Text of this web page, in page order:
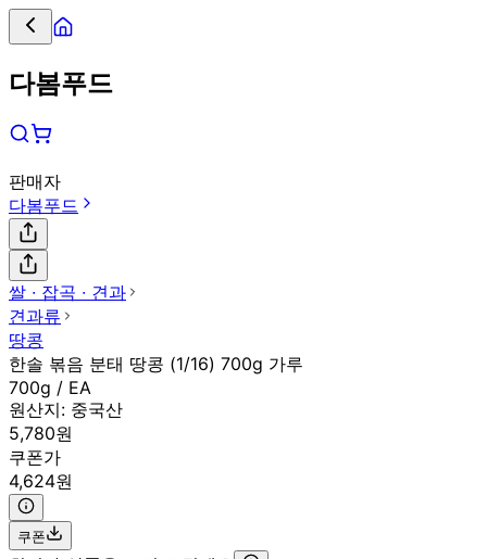
다봄푸드
판매자
다봄푸드
쌀 ∙ 잡곡 ∙ 견과
견과류
땅콩
한솔 볶음 분태 땅콩 (1/16) 700g 가루
700g / EA
원산지: 중국산
5,780원
쿠폰가
4,624원
쿠폰